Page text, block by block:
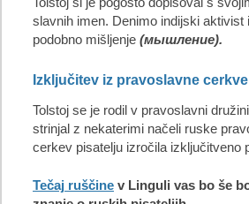
slavnih imen. Denimo indijski
podobno mišljenje (мышление).
Izključitev iz pravoslavne cerkve
Tolstoj se je rodil v pravoslavni
strinjal z nekaterimi načeli ruske
cerkev pisatelju izročila izključitveno
Tečaj ruščine v Linguli vas bo še